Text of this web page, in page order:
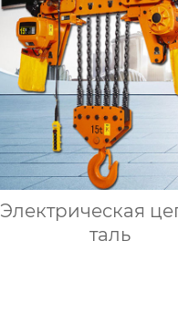
Электрическая
таль